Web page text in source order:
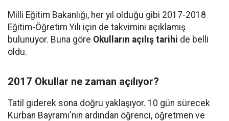
Milli Eğitim Bakanlığı, her yıl olduğu gibi 2017-2018
Eğitim-Öğretim Yılı için de takvimini açıklamış
bulunuyor. Buna göre Okulların açılış tarihi de belli
oldu.
2017 Okullar ne zaman açılıyor?
Tatil giderek sona doğru yaklaşıyor. 10 gün sürecek
Kurban Bayramı'nın ardından öğrenci, öğretmen ve